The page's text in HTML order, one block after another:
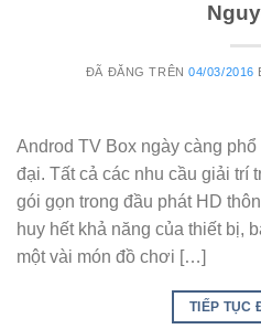
ĐÃ ĐĂNG TRÊN04/03/2016
Androd TV Box ngày càng
đại. Tất cả các nhu cầu giải trí
gói gọn trong đầu phát HD
huy hết khả năng của thiết bị,
một vài món đồ chơi […]
TIẾP TỤC